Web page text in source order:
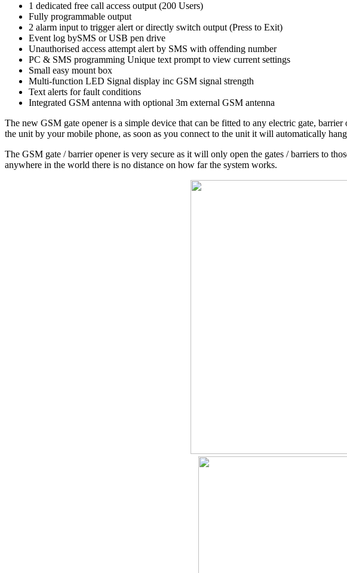
1 dedicated free call access output (200 Users)
Fully programmable output
2 alarm input to trigger alert or directly switch output (Press to Exit)
Event log bySMS or USB pen drive
Unauthorised access attempt alert by SMS with offending number
PC & SMS programming Unique text prompt to view current settings
Small easy mount box
Multi-function LED Signal display inc GSM signal strength
Text alerts for fault conditions
Integrated GSM antenna with optional 3m external GSM antenna
The new GSM gate opener is a simple device that can be fitted to any electric gate,
the unit by your mobile phone, as soon as you connect to the unit it will automatically
The GSM gate / barrier opener is very secure as it will only open the gates / barriers to
anywhere in the world there is no distance on how far the system works.